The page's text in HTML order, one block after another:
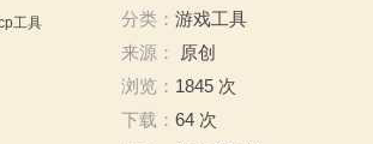
分类： 游戏工具
来源：
原创
浏览： 1845 次
下载： 64 次